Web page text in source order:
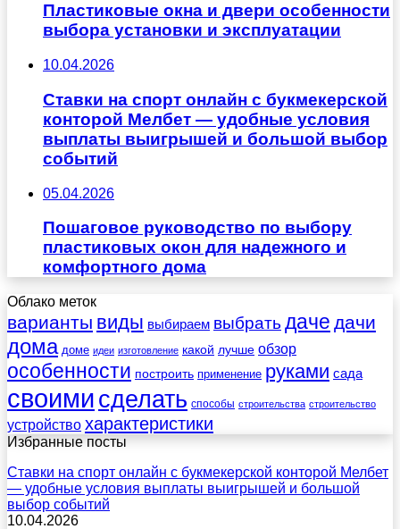
Пластиковые окна и двери особенности
выбора установки и эксплуатации
10.04.2026
Ставки на спорт онлайн с букмекерской
конторой Мелбет — удобные условия
выплаты выигрышей и большой выбор
событий
05.04.2026
Пошаговое руководство по выбору
пластиковых окон для надежного и
комфортного дома
Облако меток
варианты виды выбираем выбрать даче дачи
дома доме идеи изготовление какой лучше обзор
особенности построить применение руками сада
своими сделать способы строительства строительство
устройство характеристики
Избранные посты
Ставки на спорт онлайн с букмекерской конторой Мелбет
— удобные условия выплаты выигрышей и большой
выбор событий
10.04.2026